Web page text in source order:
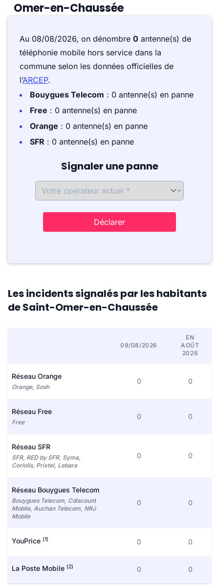
Omer-en-Chaussée
Au 08/08/2026, on dénombre 0 antenne(s) de
téléphonie mobile hors service dans la
commune selon les données officielles de
l’ARCEP.
Bouygues Telecom : 0 antenne(s) en panne
Free : 0 antenne(s) en panne
Orange : 0 antenne(s) en panne
SFR : 0 antenne(s) en panne
Signaler une panne
Déclarer
Les incidents signalés par les habitants
de Saint-Omer-en-Chaussée
09/08/2026
EN
AOÛT
2026
Réseau Orange
Orange, Sosh
0 0
Réseau Free
Free
0 0
Réseau SFR
SFR, RED by SFR, Syma,
Coriolis, Prixtel, Lebara
0 0
Réseau Bouygues Telecom
Bouygues Telecom, Cdiscount
Mobile, Auchan Telecom, NRJ
Mobile
0 0
YouPrice (1) 0 0
La Poste Mobile (2) 0 0